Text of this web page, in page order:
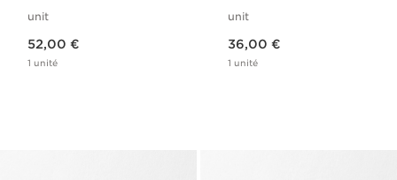
unit
52,00 €
1 unité
unit
36,00 €
1 unité